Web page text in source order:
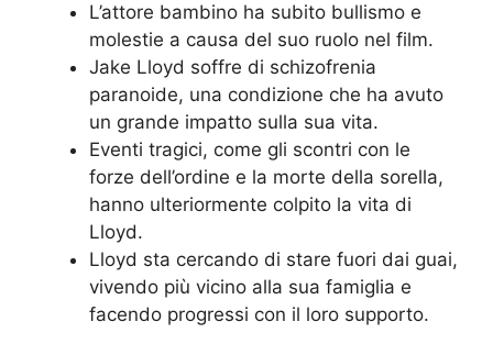
L’attore bambino ha subito bullismo e
molestie a causa del suo ruolo nel film.
Jake Lloyd soffre di schizofrenia
paranoide, una condizione che ha avuto
un grande impatto sulla sua vita.
Eventi tragici, come gli scontri con le
forze dell’ordine e la morte della sorella,
hanno ulteriormente colpito la vita di
Lloyd.
Lloyd sta cercando di stare fuori dai guai,
vivendo più vicino alla sua famiglia e
facendo progressi con il loro supporto.